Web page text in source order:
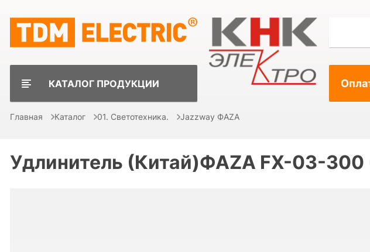
КАТАЛОГ ПРОДУКЦИИ
Главная Каталог 01. Светотехника. Jazzway ФAZA
Удлинитель (Китай)ФАZА FX-03-300